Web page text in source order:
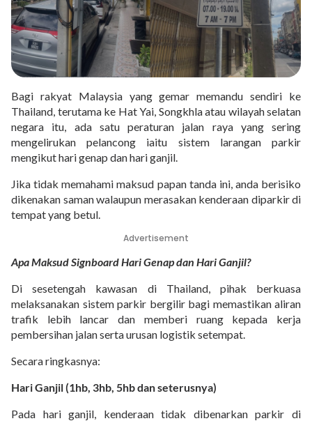
Bagi rakyat Malaysia yang gemar memandu sendiri ke
Thailand, terutama ke Hat Yai, Songkhla atau wilayah selatan
negara itu, ada satu peraturan jalan raya yang sering
mengelirukan pelancong iaitu sistem larangan parkir
mengikut hari genap dan hari ganjil.
Jika tidak memahami maksud papan tanda ini, anda berisiko
dikenakan saman walaupun merasakan kenderaan diparkir di
tempat yang betul.
Advertisement
Apa Maksud Signboard Hari Genap dan Hari Ganjil?
Di sesetengah kawasan di Thailand, pihak berkuasa
melaksanakan sistem parkir bergilir bagi memastikan aliran
trafik lebih lancar dan memberi ruang kepada kerja
pembersihan jalan serta urusan logistik setempat.
Secara ringkasnya:
Hari Ganjil (1hb, 3hb, 5hb dan seterusnya)
Pada hari ganjil, kenderaan tidak dibenarkan parkir di